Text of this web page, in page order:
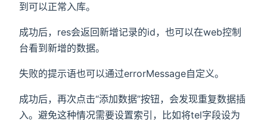
到可以正常入库。
成功后，res会返回新增记录的id，也可以在web控制
台看到新增的数据。
失败的提示语也可以通过errorMessage自定义。
成功后，再次点击“添加数据”按钮，会发现重复数据插
入。避免这种情况需要设置索引，比如将tel字段设为